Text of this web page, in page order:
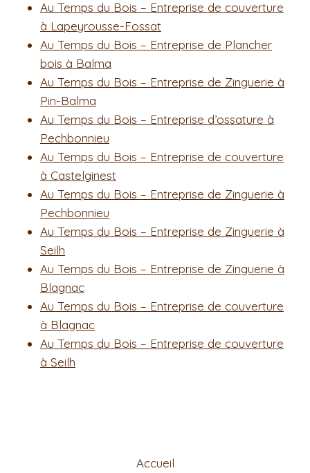
Au Temps du Bois – Entreprise de couverture
à Lapeyrousse-Fossat
Au Temps du Bois – Entreprise de Plancher
bois à Balma
Au Temps du Bois – Entreprise de Zinguerie à
Pin-Balma
Au Temps du Bois – Entreprise d’ossature à
Pechbonnieu
Au Temps du Bois – Entreprise de couverture
à Castelginest
Au Temps du Bois – Entreprise de Zinguerie à
Pechbonnieu
Au Temps du Bois – Entreprise de Zinguerie à
Seilh
Au Temps du Bois – Entreprise de Zinguerie à
Blagnac
Au Temps du Bois – Entreprise de couverture
à Blagnac
Au Temps du Bois – Entreprise de couverture
à Seilh
Accueil